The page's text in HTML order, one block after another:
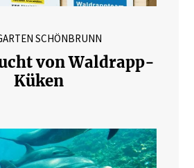
SCHÖNBRUNN
von Waldrapp-
Küken